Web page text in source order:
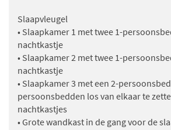
Slaapvleugel
• Slaapkamer 1 met twee 1-
nachtkastje
• Slaapkamer 2 met twee 1-
nachtkastje
• Slaapkamer 3 met een 2-
persoonsbedden los van elkaar te
nachtkastjes
• Grote wandkast in de gang voor de